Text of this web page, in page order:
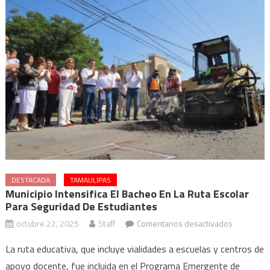
DESTACADA TAMAULIPAS
Municipio Intensifica El Bacheo En La Ruta Escolar
Para Seguridad De Estudiantes
octubre 22, 2025 Staff Comentarios desactivadosen
intensifica
La ruta educativa, que incluye vialidades a escuelas y centros de
apoyo docente, fue incluida en el Programa Emergente de